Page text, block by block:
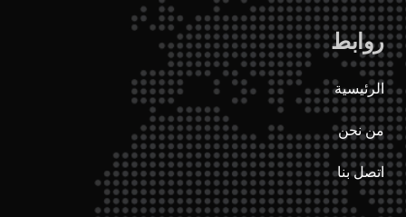
روابط
الرئيسية
من نحن
اتصل بنا